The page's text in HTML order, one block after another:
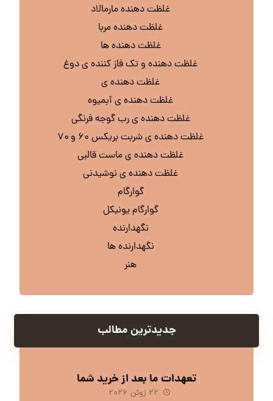
غلظت دهنده مارمالاد
غلظت دهنده مربا
غلظت دهنده ها
غلظت دهنده و تک فاز کننده ی دوغ
غلظت دهنده ی
غلظت دهنده ی آبمیوه
غلظت دهنده ی رب گوجه فرنگی
غلظت دهنده ی شربت بریکس ۶۰ و ۷۰
غلظت دهنده ی ماست قالبی
غلظت دهنده ی نوشیدنی
گوارگام
گوارگام یونیکل
نگهدارنده
نگهدارنده ها
هنر
جدیدترین مطالب
تعهدات ما بعد از خرید شما
۲۲ ژوئن ۲۰۲۶